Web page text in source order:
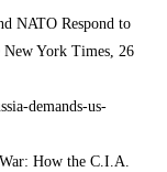
NATO Respond to
New York Times, 26
demands-us-
How the C.I.A.